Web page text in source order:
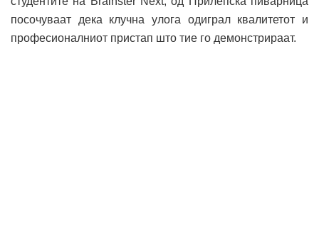
посочуваат дека клучна улога одиграл квалитетот и
професионалниот пристап што тие го демонстрираат.